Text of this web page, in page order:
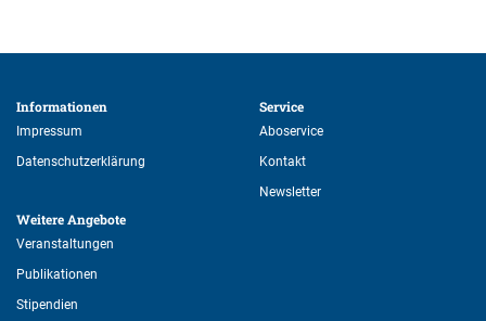
Informationen
Impressum
Datenschutzerklärung
Weitere Angebote
Veranstaltungen
Publikationen
Stipendien
Service
Aboservice
Kontakt
Newsletter